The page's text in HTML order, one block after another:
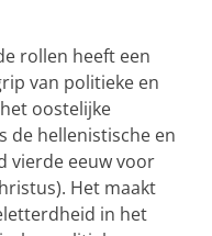
rollen heeft een
van politieke en
oostelijke
de hellenistische en
vierde eeuw voor
Het maakt
in het